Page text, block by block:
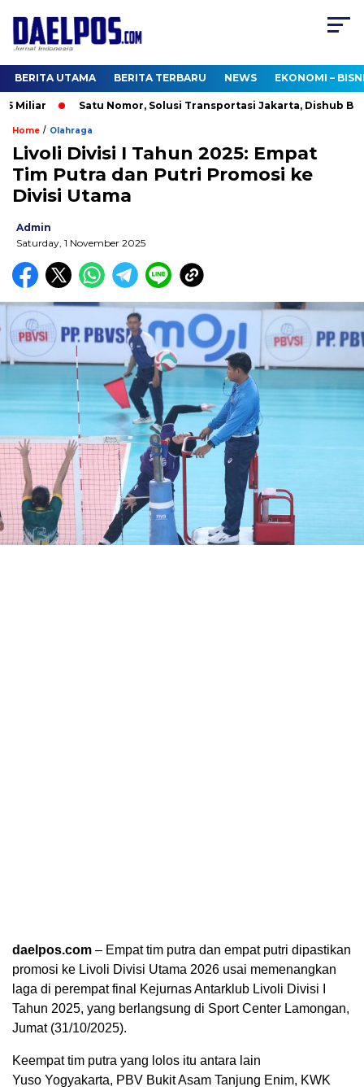
BERITA UTAMA BERITA TERBARU NEWS EKONOMI –
Satu Nomor, Solusi Transportasi Jakarta, Dishub Buka
Home / Olahraga
Livoli Divisi I Tahun 2025: Empat
Tim Putra dan Putri Promosi ke
Divisi Utama
Admin
Saturday, 1 November 2025
daelpos.com – Empat tim putra dan empat putri dipastikan
promosi ke Livoli Divisi Utama 2026 usai memenangkan
laga di perempat final Kejurnas Antarklub Livoli Divisi I
Tahun 2025, yang berlangsung di Sport Center Lamongan,
Jumat (31/10/2025).
Keempat tim putra yang lolos itu antara lain
Yuso Yogyakarta, PBV Bukit Asam Tanjung Enim, KWK